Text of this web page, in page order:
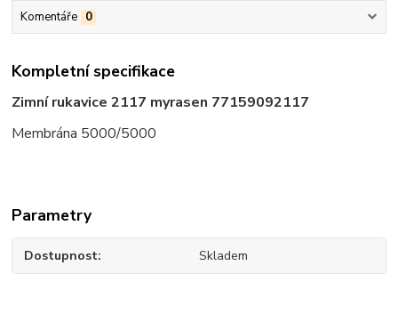
Komentáře 0
Kompletní specifikace
Zimní rukavice 2117 myrasen 77159092117
Membrána 5000/5000
Parametry
Dostupnost Skladem